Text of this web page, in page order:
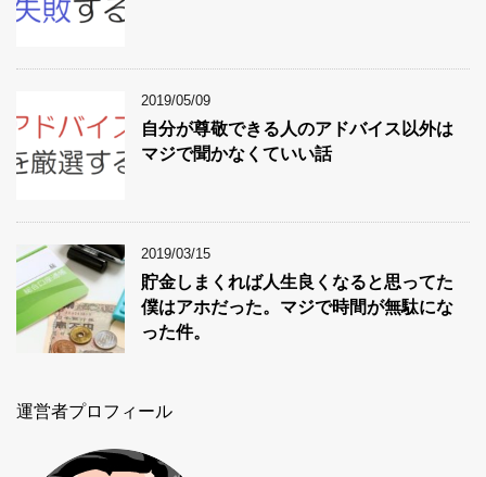
2019/05/09
自分が尊敬できる人のアドバイス以外は
マジで聞かなくていい話
2019/03/15
貯金しまくれば人生良くなると思ってた
僕はアホだった。マジで時間が無駄にな
った件。
運営者プロフィール